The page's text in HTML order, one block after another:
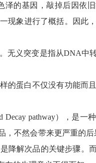
的基因，敲掉后因依
现象进行了概括。因此
无义突变是指从DNA中
的蛋白不仅没有功能而
Decay pathway），是一
，不然会带来更严重的
降解次品的关键步骤。